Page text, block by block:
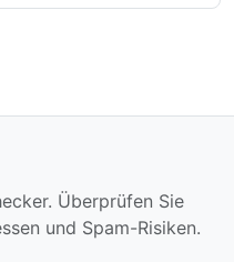
Überprüfen Sie
und Spam-Risiken.